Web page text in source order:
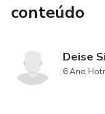
conteúdo
Deise
6 Ano